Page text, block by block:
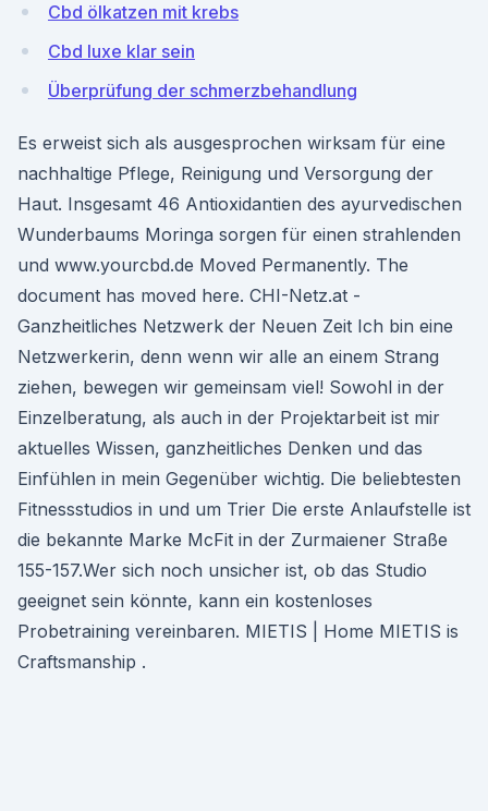
Cbd ölkatzen mit krebs
Cbd luxe klar sein
Überprüfung der schmerzbehandlung
Es erweist sich als ausgesprochen wirksam für eine
nachhaltige Pflege, Reinigung und Versorgung der
Haut. Insgesamt 46 Antioxidantien des ayurvedischen
Wunderbaums Moringa sorgen für einen strahlenden
und www.yourcbd.de Moved Permanently. The
document has moved here. CHI-Netz.at -
Ganzheitliches Netzwerk der Neuen Zeit Ich bin eine
Netzwerkerin, denn wenn wir alle an einem Strang
ziehen, bewegen wir gemeinsam viel! Sowohl in der
Einzelberatung, als auch in der Projektarbeit ist mir
aktuelles Wissen, ganzheitliches Denken und das
Einfühlen in mein Gegenüber wichtig. Die beliebtesten
Fitnessstudios in und um Trier Die erste Anlaufstelle ist
die bekannte Marke McFit in der Zurmaiener Straße
155-157.Wer sich noch unsicher ist, ob das Studio
geeignet sein könnte, kann ein kostenloses
Probetraining vereinbaren. MIETIS | Home MIETIS is
Craftsmanship .